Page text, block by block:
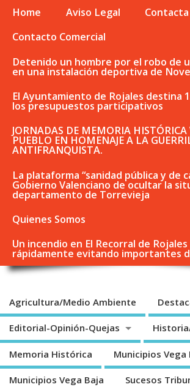
Home Aviso Legal
Contacta
Contacto Comercial
Detenido un hombre por el robo de
en una instalación deportiva de
El Ayuntamiento de Rojales destina
los presupuestos participativos
JORNADAS DE MEMORIA
PUEBLO EN HOMENAJE A LA
ANTIFRANQUISTA.
La plataforma “sanidad pública y de
Gobierno Valenciano de ocultar la
departamento de Torrevieja
Quienes Somos
Un incendio en El Recorral de
rápidamente evitando importantes
Agricultura/Medio Ambiente
Editorial-Opinión-Quejas
Memoria Histórica Municipios Vega
Municipios Vega Baja Sucesos